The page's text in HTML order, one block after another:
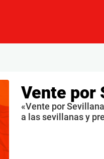
Vente por
«Vente por
a las sevillanas y